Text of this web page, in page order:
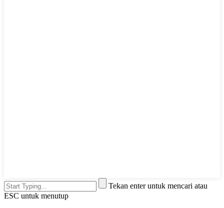
Tekan enter untuk mencari atau
ESC untuk menutup